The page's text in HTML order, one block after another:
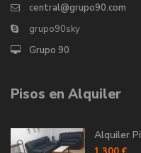
central@grupo90.com
grupo90sky
Grupo 90
Pisos en Alquiler
Alquiler